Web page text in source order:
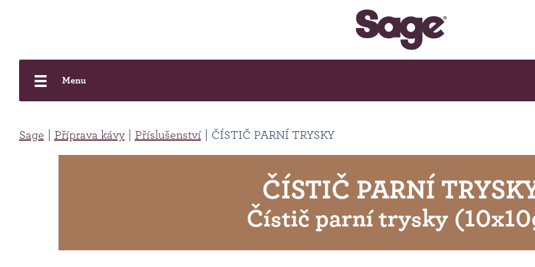
Menu
Sage Příprava kávy Příslušenství ČÍSTIČ PARNÍ TRYSKY
ČÍSTIČ PARNÍ
Čístič parní trysky